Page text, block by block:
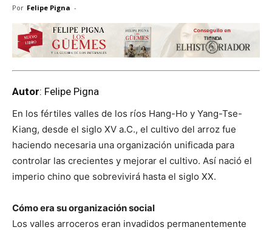
Por Felipe Pigna -
Autor: Felipe Pigna
En los fértiles valles de los ríos Hang-Ho y Yang-Tse-
Kiang, desde el siglo XV a.C., el cultivo del arroz fue
haciendo necesaria una organización unificada para
controlar las crecientes y mejorar el cultivo. Así nació el
imperio chino que sobrevivirá hasta el siglo XX.
Cómo era su organización social
Los valles arroceros eran invadidos permanentemente